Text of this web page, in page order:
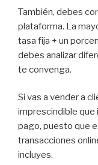
También, debes
plataforma. La
tasa fija + un
debes analizar
te convenga.
Si vas a vender a
imprescindible que
pago, puesto que
transacciones
incluyes.